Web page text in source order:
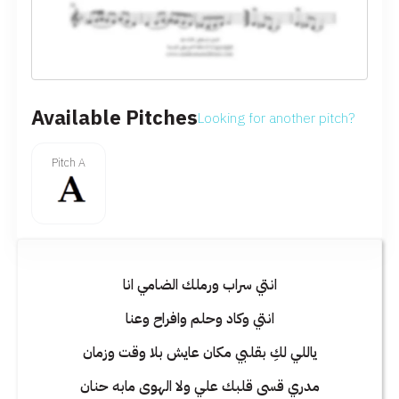
Available PitchesLooking for another pitch?
Pitch A
انتي سراب ورملك الضامي انا
انتي وكاد وحلم وافراح وعنا
ياللي لكِ بقلبي مكان عايش بلا وقت وزمان
مدري قسى قلبك علي ولا الهوى مابه حنان